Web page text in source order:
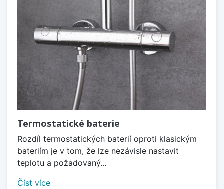
Termostatické baterie
Rozdíl termostatických baterií oproti klasickým
bateriím je v tom, že lze nezávisle nastavit
teplotu a požadovaný...
Číst více